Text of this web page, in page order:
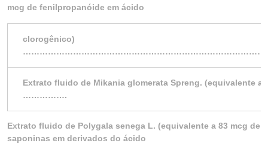
mcg de fenilpropanóide em ácido
clorogênico)
Extrato fluido de Mikania glomerata Spreng. (equivalente a
…………….
Extrato fluido de Polygala senega L. (equivalente a 83 mcg de
saponinas em derivados do ácido